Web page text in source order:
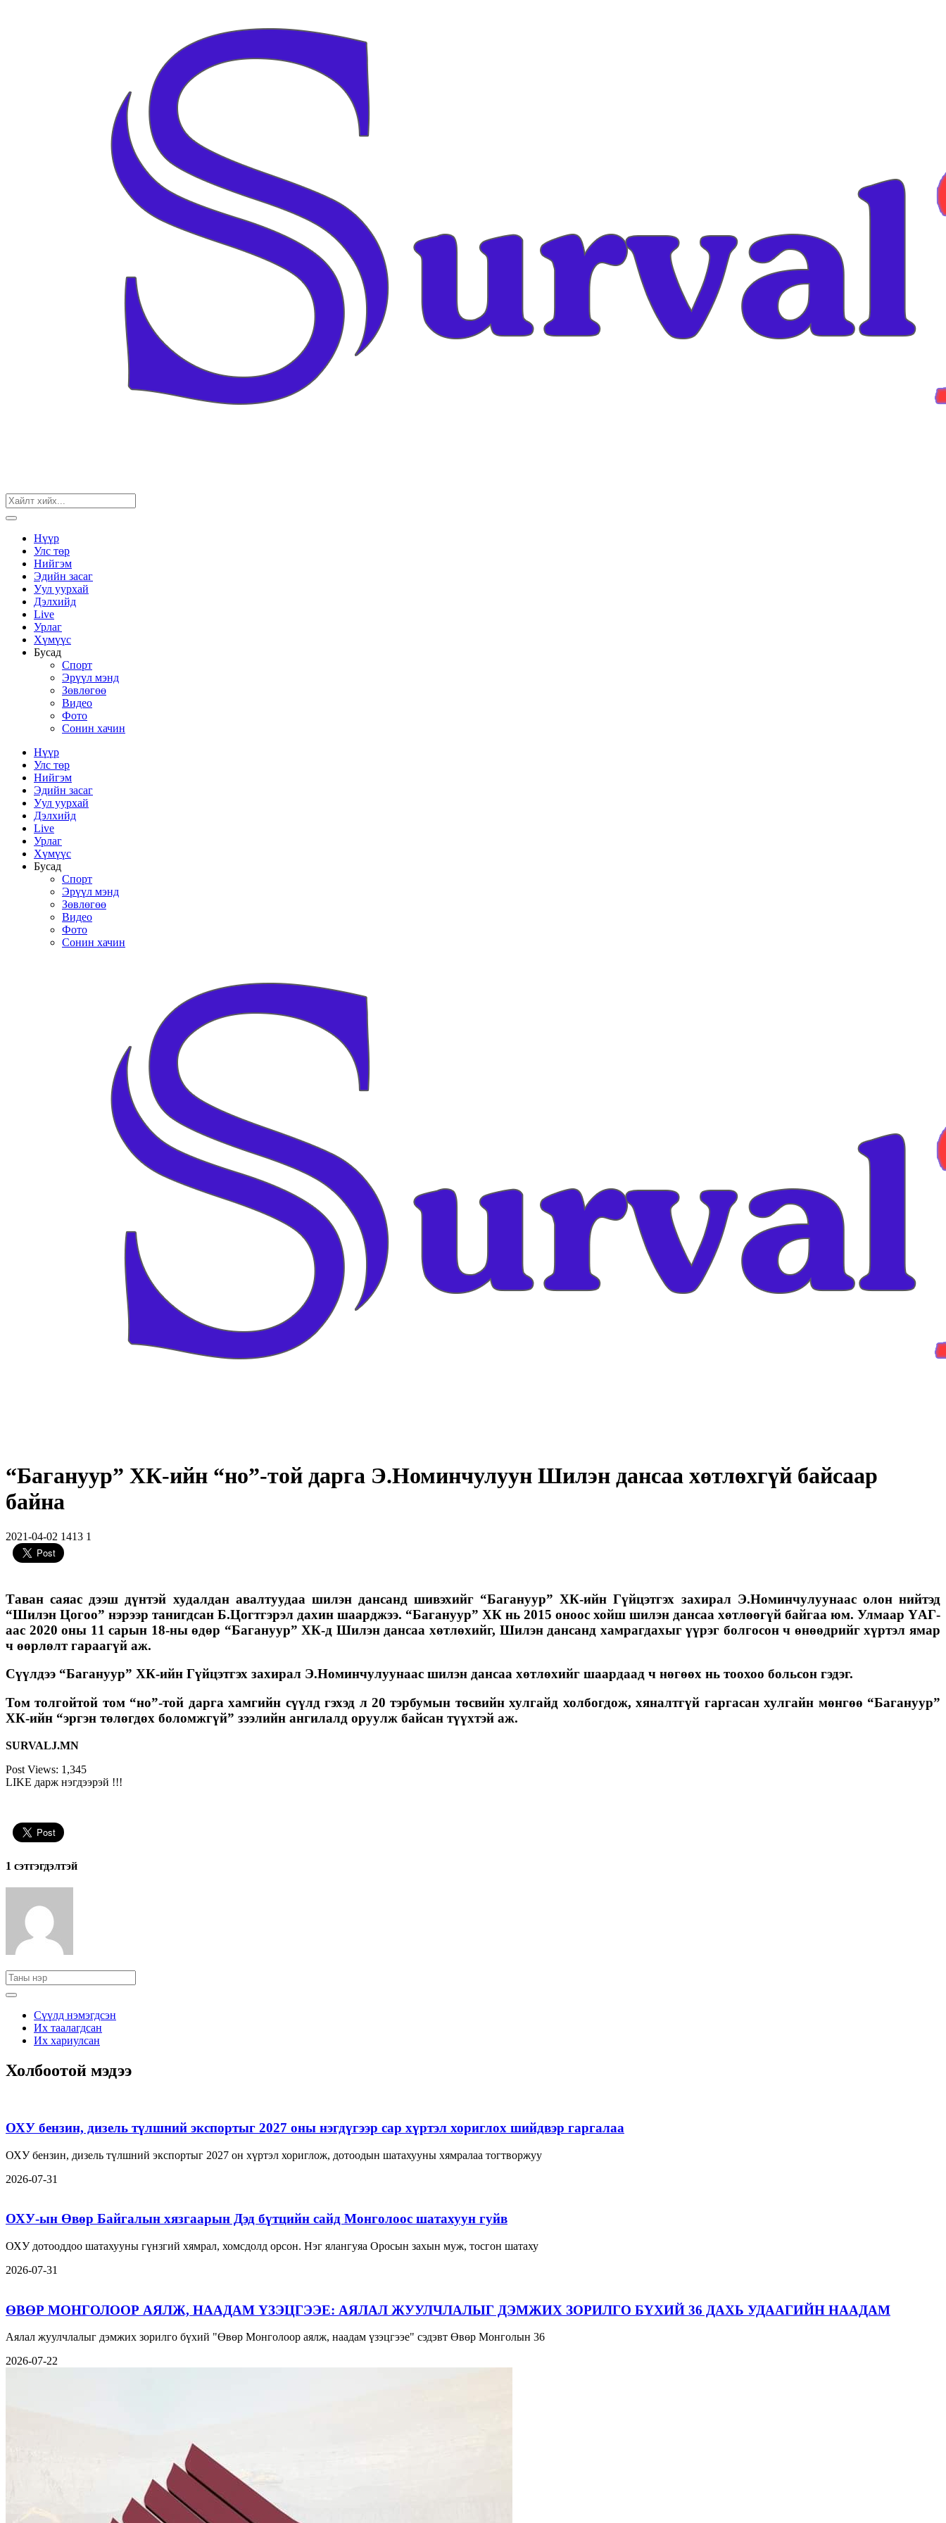
Нүүр
Улс төр
Нийгэм
Эдийн засаг
Уул уурхай
Дэлхийд
Live
Урлаг
Хүмүүс
Бусад
Спорт
Эрүүл мэнд
Зөвлөгөө
Видео
Фото
Сонин хачин
Нүүр
Улс төр
Нийгэм
Эдийн засаг
Уул уурхай
Дэлхийд
Live
Урлаг
Хүмүүс
Бусад
Спорт
Эрүүл мэнд
Зөвлөгөө
Видео
Фото
Сонин хачин
“Багануур” ХК-ийн “но”-той дарга Э.Номинчулуун Шилэн дансаа хөтлөхгүй байсаар
байна
2021-04-02 1413 1
Таван саяас дээш дүнтэй худалдан авалтуудаа шилэн дансанд шивэхийг “Багануур” ХК-ийн Гүйцэтгэх захирал Э.Номинчулуунаас олон нийтэд
“Шилэн Цогоо” нэрээр танигдсан Б.Цогтгэрэл дахин шаарджээ. “Багануур” ХК нь 2015 оноос хойш шилэн дансаа хөтлөөгүй байгаа юм. Улмаар ҮАГ-
аас 2020 оны 11 сарын 18-ны өдөр “Багануур” ХК-д Шилэн дансаа хөтлөхийг, Шилэн дансанд хамрагдахыг үүрэг болгосон ч өнөөдрийг хүртэл ямар
ч өөрлөлт гараагүй аж.
Сүүлдээ “Багануур” ХК-ийн Гүйцэтгэх захирал Э.Номинчулуунаас шилэн дансаа хөтлөхийг шаардаад ч нөгөөх нь тоохоо больсон гэдэг.
Том толгойтой том “но”-той дарга хамгийн сүүлд гэхэд л 20 тэрбумын төсвийн хулгайд холбогдож, хяналтгүй гаргасан хулгайн мөнгөө “Багануур”
ХК-ийн “эргэн төлөгдөх боломжгүй” зээлийн ангилалд оруулж байсан түүхтэй аж.
SURVALJ.MN
Post Views: 1,345
LIKE дарж нэгдээрэй !!!
1 сэтгэгдэлтэй
Сүүлд нэмэгдсэн
Их таалагдсан
Их хариулсан
Холбоотой мэдээ
ОХУ бензин, дизель түлшний экспортыг 2027 оны нэгдүгээр сар хүртэл хориглох шийдвэр гаргалаа
ОХУ бензин, дизель түлшний экспортыг 2027 он хүртэл хориглож, дотоодын шатахууны хямралаа тогтворжуу
2026-07-31
ОХУ-ын Өвөр Байгалын хязгаарын Дэд бүтцийн сайд Монголоос шатахуун гуйв
ОХУ дотооддоо шатахууны гүнзгий хямрал, хомсдолд орсон. Нэг ялангуяа Оросын захын муж, тосгон шатаху
2026-07-31
ӨВӨР МОНГОЛООР АЯЛЖ, НААДАМ ҮЗЭЦГЭЭЕ: АЯЛАЛ ЖУУЛЧЛАЛЫГ ДЭМЖИХ ЗОРИЛГО БҮХИЙ 36 ДАХЬ УДААГИЙН НААДАМ
Аялал жуулчлалыг дэмжих зорилго бүхий "Өвөр Монголоор аялж, наадам үзэцгээе" сэдэвт Өвөр Монголын 36
2026-07-22